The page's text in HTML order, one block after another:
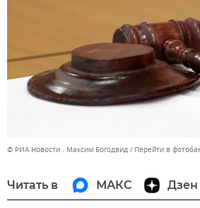
© РИА Новости . Максим Богодвид Перейти в
Читать в МАКС Дзен